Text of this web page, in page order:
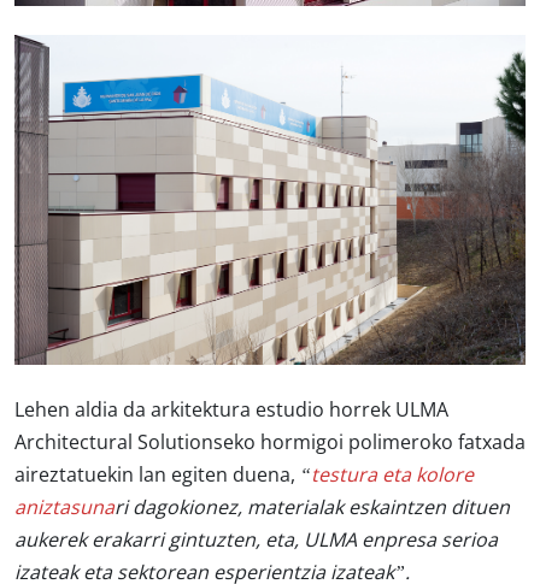
Lehen aldia da arkitektura estudio horrek ULMA
Architectural Solutionseko hormigoi polimeroko fatxada
aireztatuekin lan egiten duena, “testura eta kolore
aniztasunari dagokionez, materialak eskaintzen dituen
aukerek erakarri gintuzten, eta, ULMA enpresa serioa
izateak eta sektorean esperientzia izateak”.